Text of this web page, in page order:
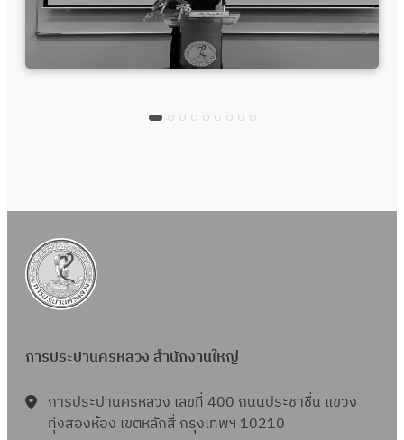
การประปานครหลวง สำนักงานใหญ่
การประปานครหลวง เลขที่ 400 ถนนประชาชื่น แขวง
ทุ่งสองห้อง เขตหลักสี่ กรุงเทพฯ 10210